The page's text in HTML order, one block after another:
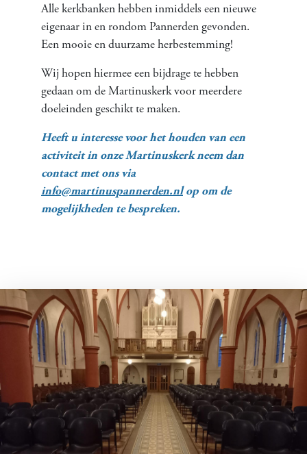
Alle kerkbanken hebben inmiddels een nieuwe
eigenaar in en rondom Pannerden gevonden.
Een mooie en duurzame herbestemming!
Wij hopen hiermee een bijdrage te hebben
gedaan om de Martinuskerk voor meerdere
doeleinden geschikt te maken.
Heeft u interesse voor het houden van een
activiteit in onze Martinuskerk neem dan
contact met ons via
info@martinuspannerden.nlop om de
mogelijkheden te bespreken.